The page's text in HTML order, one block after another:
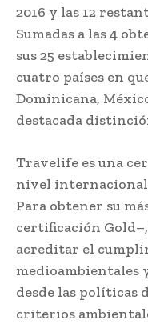
2016 y las 12
Sumadas a las 4
sus 25
cuatro países en
Dominicana,
destacada
Travelife es una
nivel internacional
Para obtener su
certificación
acreditar el
medioambientales
desde las políticas
criterios